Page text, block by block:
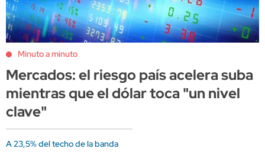
Minuto a minuto
Mercados: el riesgo país acelera suba
mientras que el dólar toca "un nivel
clave"
A 23,5% del techo de la banda